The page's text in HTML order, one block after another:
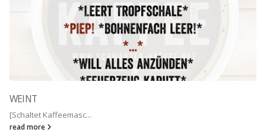
WEINT
[Schaltet Kaffeemasc...
read more